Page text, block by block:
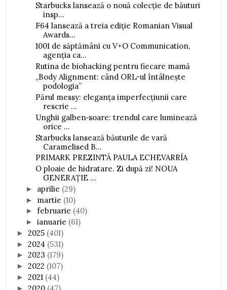
Starbucks lansează o nouă colecție de băuturi
insp...
F64 lansează a treia ediție Romanian Visual
Awards...
1001 de săptămâni cu V+O Communication,
agenția ca...
Rutina de biohacking pentru fiecare mamă
„Body Alignment: când ORL-ul întâlnește
podologia”
Părul messy: eleganța imperfecțiunii care
rescrie ...
Unghii galben‑soare: trendul care luminează
orice ...
Starbucks lansează băuturile de vară
Caramelised B...
PRIMARK PREZINTĂ PAULA ECHEVARRÍA
O ploaie de hidratare. Zi după zi! NOUA
GENERAȚIE ...
► aprilie (29)
► martie (10)
►februarie (40)
►ianuarie (61)
►2025 (401)
►2024 (531)
►2023 (179)
►2022 (107)
►2021 (44)
►2020 (47)